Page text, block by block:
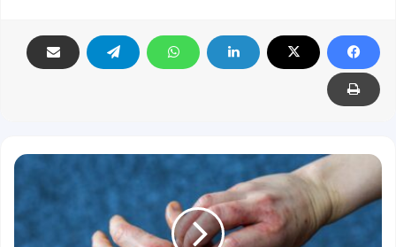
درمان
شدگان:
درمان
اگزما